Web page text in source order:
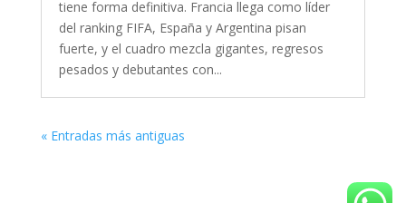
tiene forma definitiva. Francia llega como líder
del ranking FIFA, España y Argentina pisan
fuerte, y el cuadro mezcla gigantes, regresos
pesados y debutantes con...
« Entradas más antiguas